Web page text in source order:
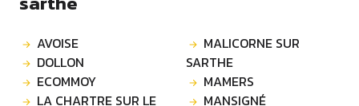
AVOISE
DOLLON
ECOMMOY
LA CHARTRE SUR LE
MALICORNE SUR
SARTHE
MAMERS
MANSIGNÉ